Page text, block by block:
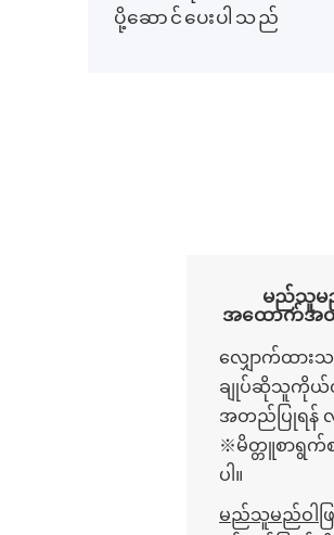
ပို့ဆောင်ပေးပါသည်
မည်သူမည်
အထောက်အထာ
လျှောက်ထား
ချုပ်ဆိုသူကိုယ်တို
အတည်ပြုရန်
※မိတ္တူစာရွက်
ပါ။
မည်သူမည်ဝါဖ